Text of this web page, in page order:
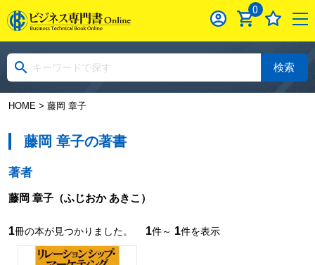
0
検索
HOME> 藤岡 章子
藤岡 章子の著書
著者
藤岡 章子（ふじおか あきこ）
1冊の本が見つかりました。 1件～ 1件を表示